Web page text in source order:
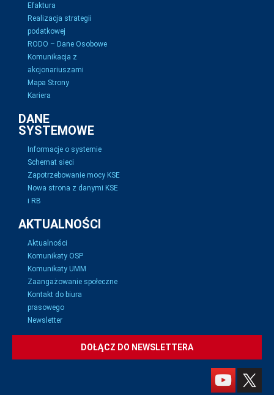
Efaktura
Realizacja strategii
podatkowej
RODO – Dane Osobowe
Komunikacja z
akcjonariuszami
Mapa Strony
Kariera
DANE
SYSTEMOWE
Informacje o systemie
Schemat sieci
Zapotrzebowanie mocy KSE
Nowa strona z danymi KSE
i RB
AKTUALNOŚCI
Aktualności
Komunikaty OSP
Komunikaty UMM
Zaangażowanie społeczne
Kontakt do biura
prasowego
Newsletter
DOŁĄCZ DO NEWSLETTERA